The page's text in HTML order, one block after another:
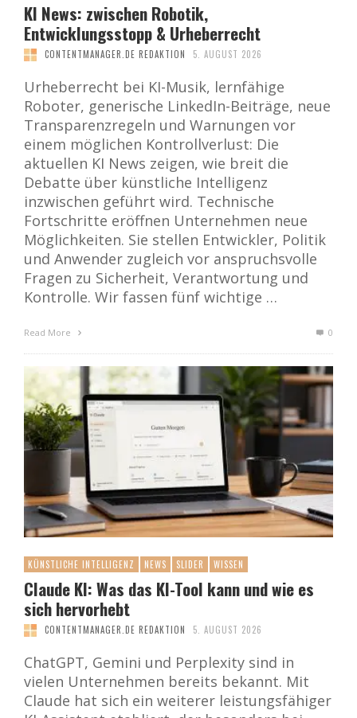
KI News: zwischen Robotik,
Entwicklungsstopp & Urheberrecht
CONTENTMANAGER.DE REDAKTION 5. AUGUST 2026
Urheberrecht bei KI-Musik, lernfähige
Roboter, generische LinkedIn-Beiträge, neue
Transparenzregeln und Warnungen vor
einem möglichen Kontrollverlust: Die
aktuellen KI News zeigen, wie breit die
Debatte über künstliche Intelligenz
inzwischen geführt wird. Technische
Fortschritte eröffnen Unternehmen neue
Möglichkeiten. Sie stellen Entwickler, Politik
und Anwender zugleich vor anspruchsvolle
Fragen zu Sicherheit, Verantwortung und
Kontrolle. Wir fassen fünf wichtige …
Read More 0
KÜNSTLICHE INTELLIGENZ NEWS SLIDER WISSEN
Claude KI: Was das KI-Tool kann und wie es
sich hervorhebt
CONTENTMANAGER.DE REDAKTION 5. AUGUST 2026
ChatGPT, Gemini und Perplexity sind in
vielen Unternehmen bereits bekannt. Mit
Claude hat sich ein weiterer leistungsfähiger